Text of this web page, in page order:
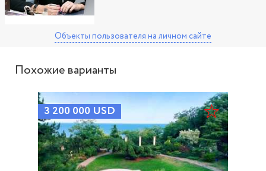
Объекты пользователя на личном сайте
Похожие варианты
3 200 000 USD